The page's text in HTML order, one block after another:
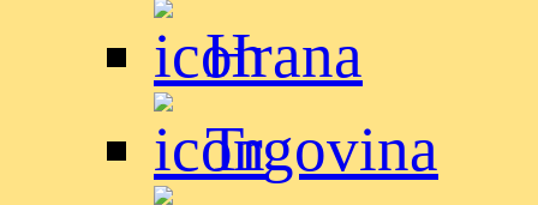
Hrana
Trgovina